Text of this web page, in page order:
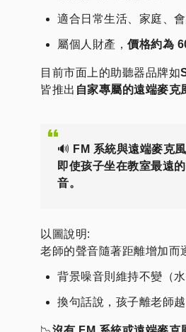
適合日常生活、家庭、
屬個人財產， 價格約為
目前市面上的助聽器品牌如
皆推出 自家專屬的遠端麥克
🔊 FM 系統與遠端麥克
即使孩子坐在教室最遠
音。
以圖說明:
老師的聲音隨著距離增加而
背景噪音則維持不變（水
換句話說，孩子離老師